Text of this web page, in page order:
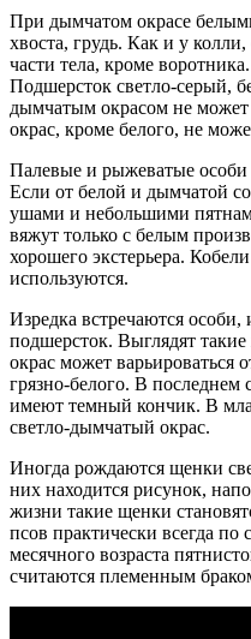
При дымчатом окрасе
хвоста, грудь. Как и у
части тела, кроме
Подшерсток светло-серый,
дымчатым окрасом не
окрас, кроме белого, не
Палевые и рыжеватые особи
Если от белой и дымчатой
ушами и небольшими
вяжут только с белым
хорошего экстерьера.
используются.
Изредка встречаются
подшерсток. Выглядят
окрас может варьироваться
грязно-белого. В последнем
имеют темный кончик. В
светло-дымчатый окрас.
Иногда рождаются щенки
них находится рисунок,
жизни такие щенки
псов практически всегда
месячного возраста
считаются племенным